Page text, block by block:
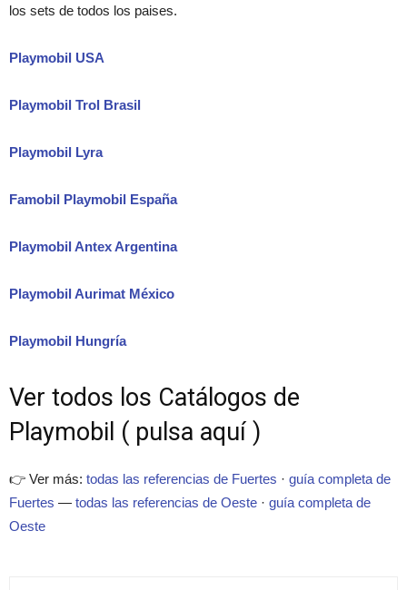
los sets de todos los paises.
Playmobil USA
Playmobil Trol Brasil
Playmobil Lyra
Famobil Playmobil España
Playmobil Antex Argentina
Playmobil Aurimat México
Playmobil Hungría
Ver todos los Catálogos de
Playmobil ( pulsa aquí )
👉 Ver más: todas las referencias de Fuertes · guía completa de
Fuertes — todas las referencias de Oeste · guía completa de
Oeste